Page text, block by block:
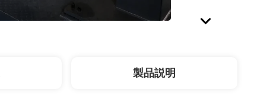
製品説明